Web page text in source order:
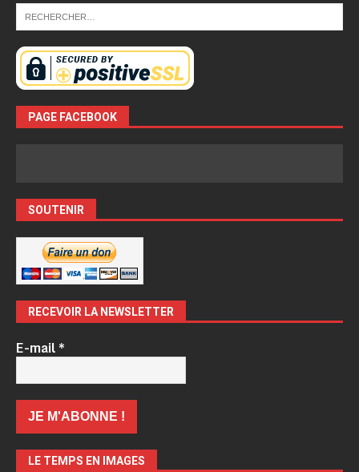
PAGE FACEBOOK
SOUTENIR
RECEVOIR LA NEWSLETTER
E-mail*
LE TEMPS EN IMAGES